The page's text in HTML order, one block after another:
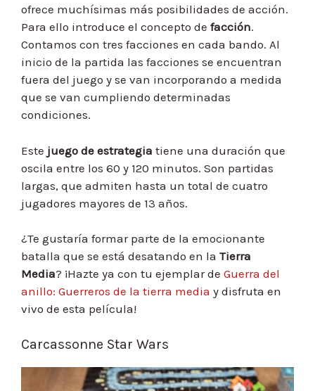
ofrece muchísimas más posibilidades de acción.
Para ello introduce el concepto de facción.
Contamos con tres facciones en cada bando. Al
inicio de la partida las facciones se encuentran
fuera del juego y se van incorporando a medida
que se van cumpliendo determinadas
condiciones.
Este juego de estrategia tiene una duración que
oscila entre los 60 y 120 minutos. Son partidas
largas, que admiten hasta un total de cuatro
jugadores mayores de 13 años.
¿Te gustaría formar parte de la emocionante
batalla que se está desatando en la Tierra
Media? ¡Hazte ya con tu ejemplar de Guerra del
anillo: Guerreros de la tierra media y disfruta en
vivo de esta película!
Carcassonne Star Wars